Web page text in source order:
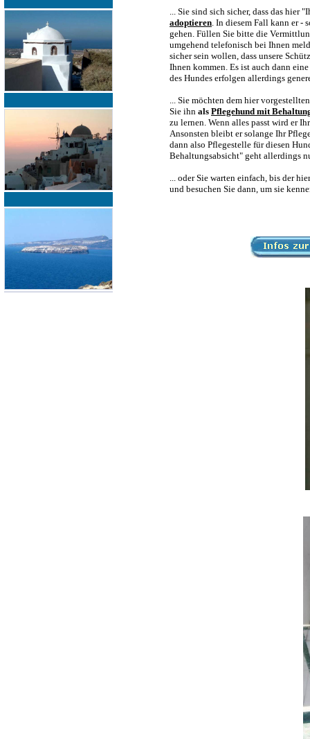
... Sie sind sich sicher, dass das
adoptieren. In diesem Fall kann er -
gehen. Füllen Sie bitte die
umgehend telefonisch bei Ihnen
sicher sein wollen, dass unsere
Ihnen kommen. Es ist auch dann
des Hundes erfolgen allerdings
... Sie möchten dem hier
Sie ihn als Pflegehund mit
zu lernen. Wenn alles passt wird er
Ansonsten bleibt er solange Ihr
dann also Pflegestelle für diesen
Behaltungsabsicht" geht allerdings
... oder Sie warten einfach, bis der
und besuchen Sie dann, um sie